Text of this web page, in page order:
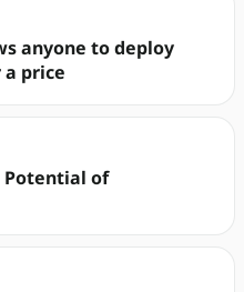
anyone to deploy
price
Potential of